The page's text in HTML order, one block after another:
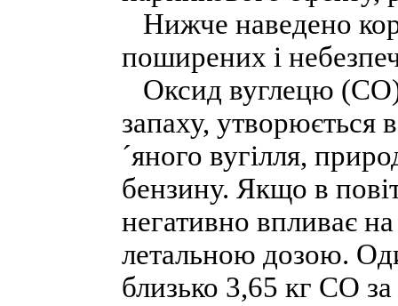
Нижче наведено
поширених і
Оксид вуглецю
запаху, утворюється
´яного вугілля,
бензину. Якщо в
негативно впливає на
летальною дозою.
близько 3,65 кг СО за